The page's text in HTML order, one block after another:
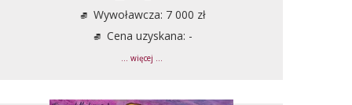
Wywoławcza: 7 000 zł
Cena uzyskana: -
... więcej ...